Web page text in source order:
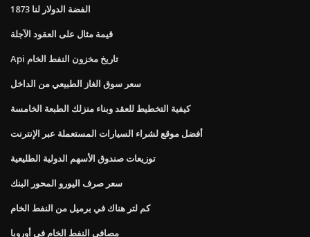
1873 الفضة الدولار لنا
قيمة مثال على العقود الآجلة
Api تاريخ مخزون النفط الخام
سعر سوق الغاز الطبيعي من الداخل
كيفية التخطيط للعقد وبناء منزلك الطبعة الخامسة
أفضل موقع لشراء السيارات المستعملة عبر الإنترنت
توزيعات صندوق الأسهم الدولية الطليعية
سعر صرف اليورو المحور البنك
كم لتر هناك في برميل من النفط الخام
مصافي النفط الخام في أوروبا